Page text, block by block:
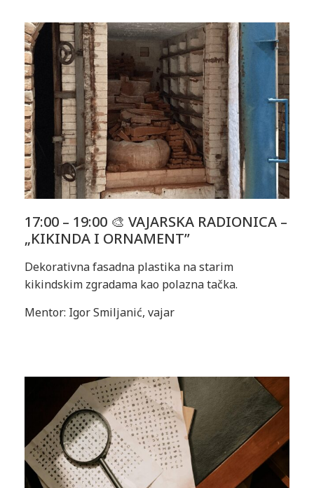
17:00 – 19:00 🎨 VAJARSKA RADIONICA –
„KIKINDA I ORNAMENT”
Dekorativna fasadna plastika na starim
kikindskim zgradama kao polazna tačka.
Mentor: Igor Smiljanić, vajar